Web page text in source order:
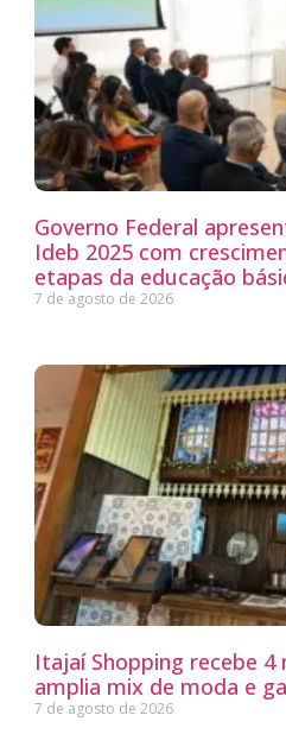
Governo Federal
Ideb 2025 com
etapas da educação
7 de agosto de 2026
Itajaí Shopping recebe 4
amplia mix de moda e
7 de agosto de 2026